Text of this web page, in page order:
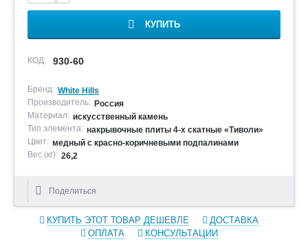
КУПИТЬ
КОД: 930-60
Бренд: White Hills
Производитель: Россия
Материал: искусственный камень
Тип элемента: накрывочные плиты 4-х скатные «Тиволи»
Цвет: медный с красно-коричневыми подпалинами
Вес (кг): 26,2
Поделиться
КУПИТЬ ЭТОТ ТОВАР ДЕШЕВЛЕ
ДОСТАВКА
ОПЛАТА
КОНСУЛЬТАЦИИ